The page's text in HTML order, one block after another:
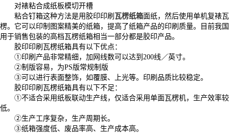
对裱粘合成纸板模切开槽
粘合钉箱这种方法是用胶印印刷 瓦楞纸箱面纸，然后使用单机复裱瓦
楞。它可以印制图案精美的纸箱，提高了纸箱产品的印刷质量。目前我国
用于销售包装的高档瓦楞纸箱相当一部分都是胶印产品。
胶印印刷瓦楞纸箱具有以下优点：
①印刷产品非常精细，加网线数可以达到200线／英寸。
②制版容易，为PS版常规制版
③可以进行表面整饰，如覆膜、上光等。印刷品质比较稳定。
胶印印刷瓦楞纸箱具有以下不足：
①不适合采用纸板联动生产线，仅适合采用单面瓦楞机，生产效率较
低。
②生产工序复杂，生产周期长。
③纸箱强度低、废品率高、生产成本高。